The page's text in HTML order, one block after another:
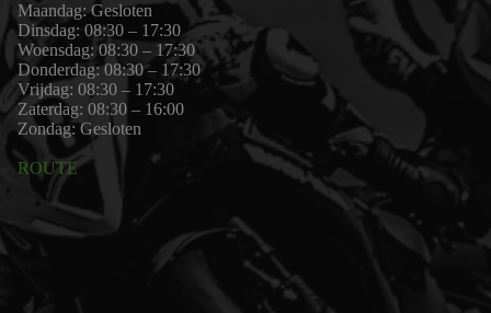
Maandag: Gesloten
Dinsdag: 08:30 – 17:30
Woensdag: 08:30 – 17:30
Donderdag: 08:30 – 17:30
Vrijdag: 08:30 – 17:30
Zaterdag: 08:30 – 16:00
Zondag: Gesloten
ROUTE